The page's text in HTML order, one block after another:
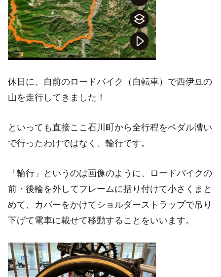
休日に、自前のロードバイク（自転車）で西伊豆の
山を走行してきました！
といっても直接ここ石川町から全行程をペダル漕い
で行ったわけではなく、輪行です。
「輪行」というのは画像のように、ロードバイクの
前・後輪を外してフレームに括り付けて小さくまと
めて、カバーをかけてショルダーストラップで吊り
下げて電車に載せて移動することをいいます。